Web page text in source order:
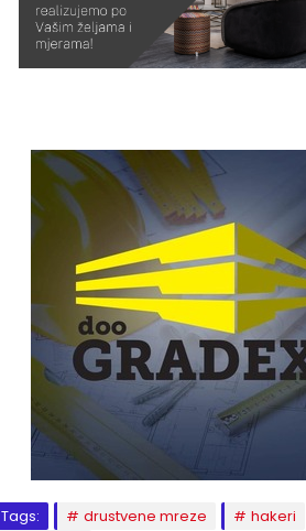
Tags: drustvene mreze
hakeri